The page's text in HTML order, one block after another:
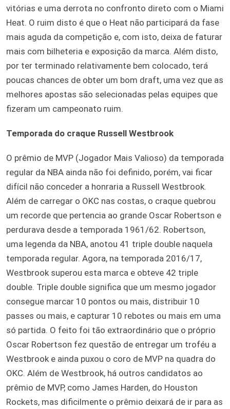
vitórias e uma derrota no confronto direto com o Miami
Heat. O ruim disto é que o Heat não participará da fase
mais aguda da competição e, com isto, deixa de faturar
mais com bilheteria e exposição da marca. Além disto,
por ter terminado relativamente bem colocado, terá
poucas chances de obter um bom draft, uma vez que as
melhores apostas são selecionadas pelas equipes que
fizeram um campeonato ruim.
Temporada do craque Russell Westbrook
O prêmio de MVP (Jogador Mais Valioso) da temporada
regular da NBA ainda não foi definido, porém, vai ficar
difícil não conceder a honraria a Russell Westbrook.
Além de carregar o OKC nas costas, o craque quebrou
um recorde que pertencia ao grande Oscar Robertson e
perdurava desde a temporada 1961/62. Robertson,
uma legenda da NBA, anotou 41 triple double naquela
temporada regular. Agora, na temporada 2016/17,
Westbrook superou esta marca e obteve 42 triple
double. Triple double significa que um mesmo jogador
consegue marcar 10 pontos ou mais, distribuir 10
passes ou mais, e capturar 10 rebotes ou mais em uma
só partida. O feito foi tão extraordinário que o próprio
Oscar Robertson fez questão de entregar um troféu a
Westbrook e ainda puxou o coro de MVP na quadra do
OKC. Além de Westbrook, há outros candidatos ao
prêmio de MVP, como James Harden, do Houston
Rockets, mas dificilmente o prêmio deixará de ir para as